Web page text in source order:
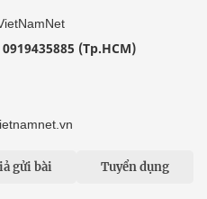
0919435885 (Tp.HCM)
gửi bài Tuyển dụng